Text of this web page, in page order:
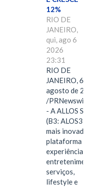
12%
RIO DE
JANEIRO,
qui, ago 6
2026
23:31
RIO DE
JANEIRO, 6 de
agosto de 2026
/PRNewswire/ -
- A ALLOS S.A.
(B3: ALOS3), a
mais inovadora
plataforma de
experiências,
entretenimento,
serviços,
lifestyle e